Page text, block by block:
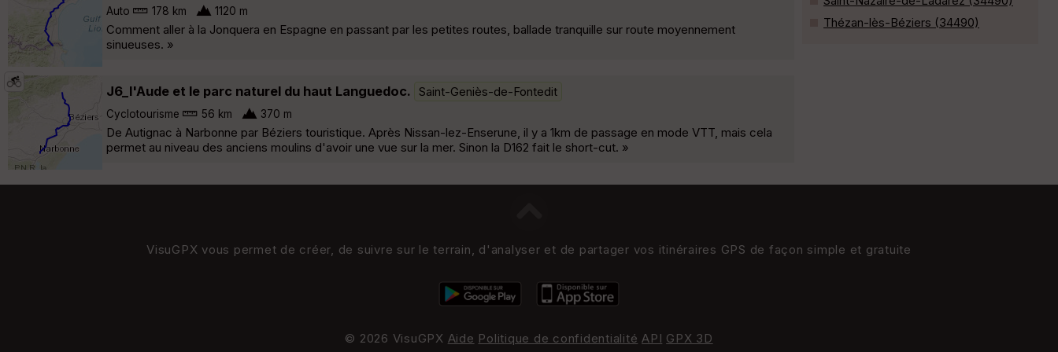
Auto 178 km 1120 m
Comment aller à la Jonquera en Espagne en passant par les petites routes, ballade tranquille sur route moyennement
sinueuses. »
J6_l'Aude et le parc naturel du haut Languedoc. Saint-Geniès-de-Fontedit
Cyclotourisme 56 km 370 m
De Autignac à Narbonne par Béziers touristique. Après Nissan-lez-Enserune, il y a 1km de passage en mode VTT, mais cela
permet au niveau des anciens moulins d'avoir une vue sur la mer. Sinon la D162 fait le short-cut. »
Thézan-lès-Béziers (34490)
VisuGPX vous permet de créer, de suivre sur le terrain, d'analyser et de partager vos itinéraires GPS de façon simple et gratuite
© 2026 VisuGPX Aide Politique de confidentialité API GPX 3D